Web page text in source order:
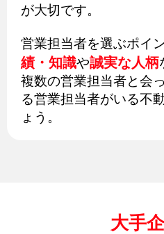
が大切です。
営業担当者を選ぶポイ
績・知識や誠実な人柄
複数の営業担当者と会
る営業担当者がいる不
ょう。
大手